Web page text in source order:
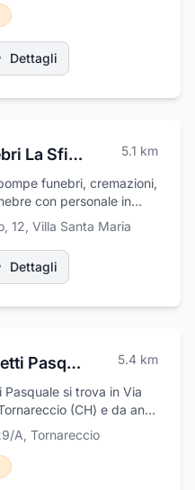
Dettagli
Onoranze funebri La Sfinge 5.1 km
funebri, cremazioni,
con personale in
addobbi floreali,
avvisi di lutto,
ardenti, articoli ed arredi
nazionali ed
comunali,
la sicurezza e la
12, Villa Santa Maria
Dettagli
Officina Marchetti Pasquale 5.4 km
si trova in Via
(CH) e da anni
professionalità si
di assistenza e
di ogni marca e
di mezzi tecnologici
A, Tornareccio